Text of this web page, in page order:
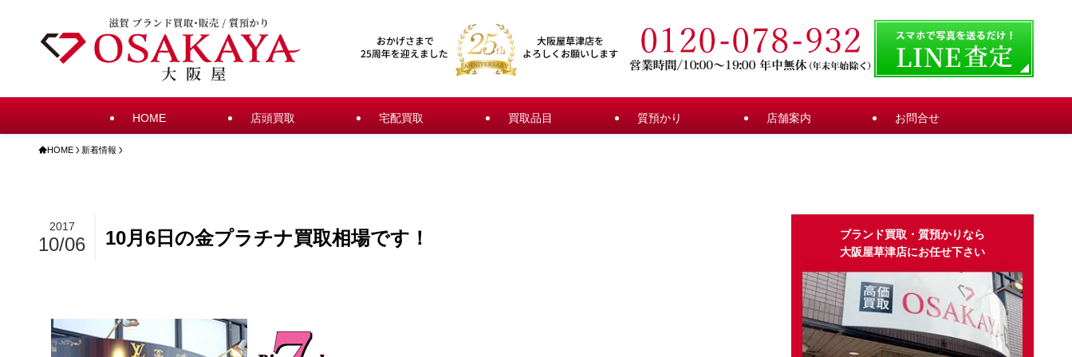
HOME 店頭買取 宅配買取 買取品目 質預かり 店舗案内 お問合せ
HOME 新着情報
10月6日の金プラチナ買取相場です！
2017
10/06
ブランド買取・質預かりなら
大阪屋草津店にお任せ下さい